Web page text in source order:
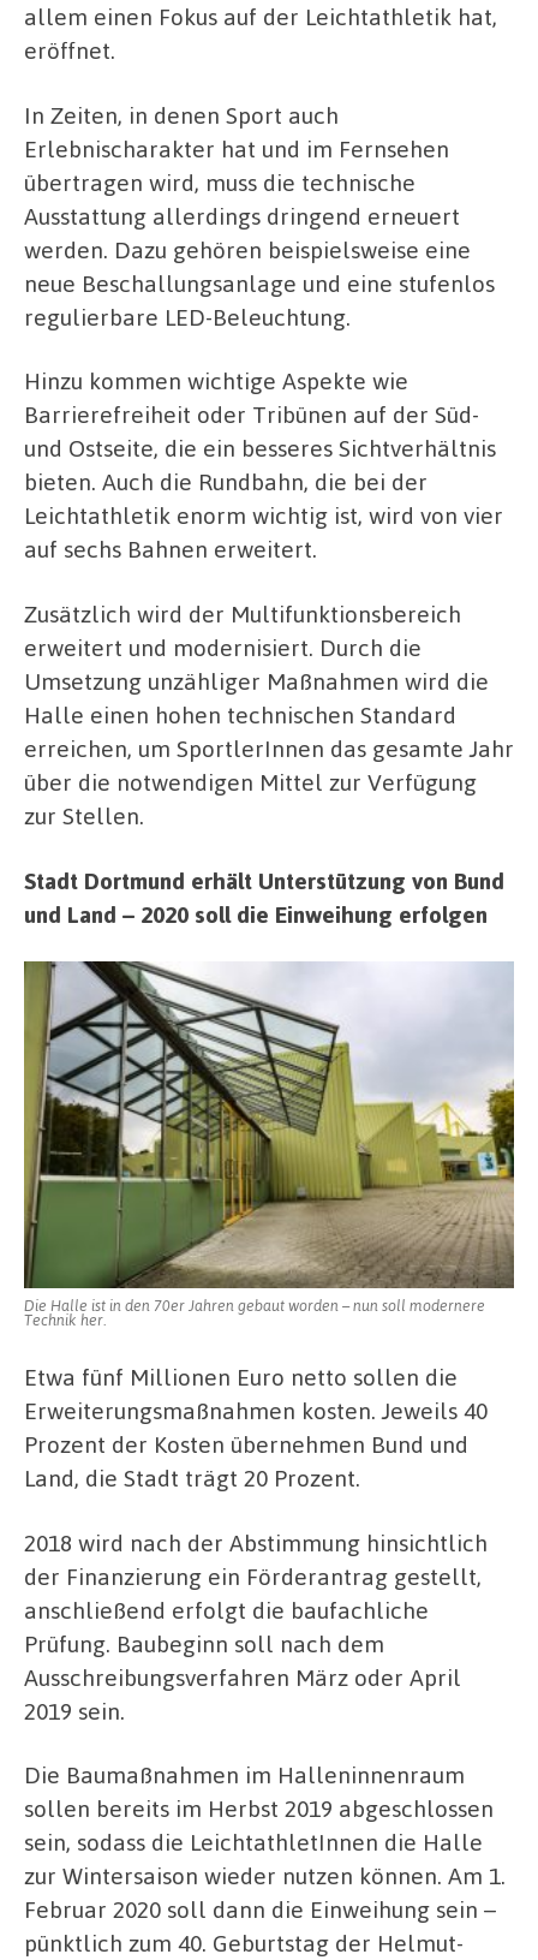
allem einen Fokus auf der Leichtathletik hat,
eröffnet.
In Zeiten, in denen Sport auch
Erlebnischarakter hat und im Fernsehen
übertragen wird, muss die technische
Ausstattung allerdings dringend erneuert
werden. Dazu gehören beispielsweise eine
neue Beschallungsanlage und eine stufenlos
regulierbare LED-Beleuchtung.
Hinzu kommen wichtige Aspekte wie
Barrierefreiheit oder Tribünen auf der Süd-
und Ostseite, die ein besseres Sichtverhältnis
bieten. Auch die Rundbahn, die bei der
Leichtathletik enorm wichtig ist, wird von vier
auf sechs Bahnen erweitert.
Zusätzlich wird der Multifunktionsbereich
erweitert und modernisiert. Durch die
Umsetzung unzähliger Maßnahmen wird die
Halle einen hohen technischen Standard
erreichen, um SportlerInnen das gesamte Jahr
über die notwendigen Mittel zur Verfügung
zur Stellen.
Stadt Dortmund erhält Unterstützung von Bund
und Land – 2020 soll die Einweihung erfolgen
Die Halle ist in den 70er Jahren gebaut worden – nun soll modernere
Technik her.
Etwa fünf Millionen Euro netto sollen die
Erweiterungsmaßnahmen kosten. Jeweils 40
Prozent der Kosten übernehmen Bund und
Land, die Stadt trägt 20 Prozent.
2018 wird nach der Abstimmung hinsichtlich
der Finanzierung ein Förderantrag gestellt,
anschließend erfolgt die baufachliche
Prüfung. Baubeginn soll nach dem
Ausschreibungsverfahren März oder April
2019 sein.
Die Baumaßnahmen im Halleninnenraum
sollen bereits im Herbst 2019 abgeschlossen
sein, sodass die LeichtathletInnen die Halle
zur Wintersaison wieder nutzen können. Am 1.
Februar 2020 soll dann die Einweihung sein –
pünktlich zum 40. Geburtstag der Helmut-